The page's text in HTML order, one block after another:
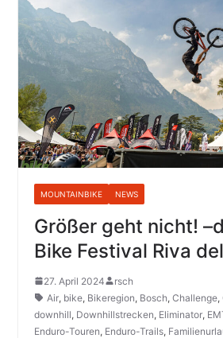
MOUNTAINBIKE NEWS
Größer geht nicht!
Bike Festival Riva
27. April 2024
rsch
Air, bike, Bikeregion, Bosch, Challenge,
downhill, Downhillstrecken, Eliminator,
Enduro-Touren, Enduro-Trails,